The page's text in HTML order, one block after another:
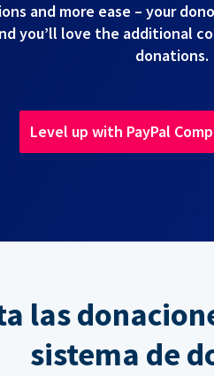
and more ease – your
you’ll love the additional
donations.
Level up with PayPal
las
sistema de